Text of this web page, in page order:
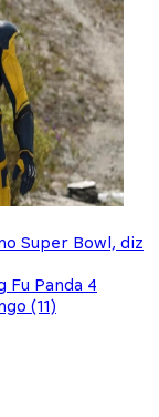
Super Bowl, diz
Fu Panda 4
(11)